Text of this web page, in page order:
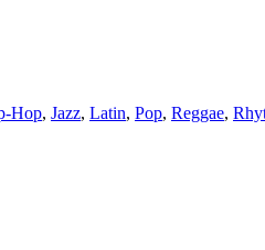
Hop, Jazz, Latin, Pop, Reggae,